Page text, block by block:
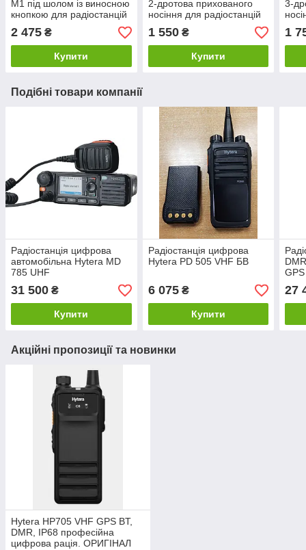
M1 під шолом із виносною
кнопкою для радіостанцій
Motorola/Hytera/Zastone/Senhaix
2 475 ₴
Купити
2-дротова прихованого
носіння для радіостанцій
Motorola/Hytera/Zastone
1 550₴
Купити
3-
1
Подібні товари компанії
Радіостанція цифрова
автомобільна Hytera MD
785 UHF
31 500 ₴
Купити
Радіостанція цифрова
Hytera PD 505 VHF БВ
6 075₴
Купити
27
Акційні пропозиції та новинки
Hytera HP705 VHF GPS BT,
DMR, IP68 професійна
цифрова рація. ОРИГІНАЛ